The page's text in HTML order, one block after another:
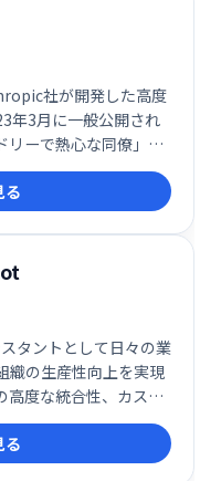
社が開発した高度
年3月に一般公開され
リーで熱心な同僚」の
設計されており、ユー
なタスクをサポート
る
タントとして日々の業
織の生産性向上を実現
高度な統合性、カスタ
操作性により、デジタ
く重要な存在として
る